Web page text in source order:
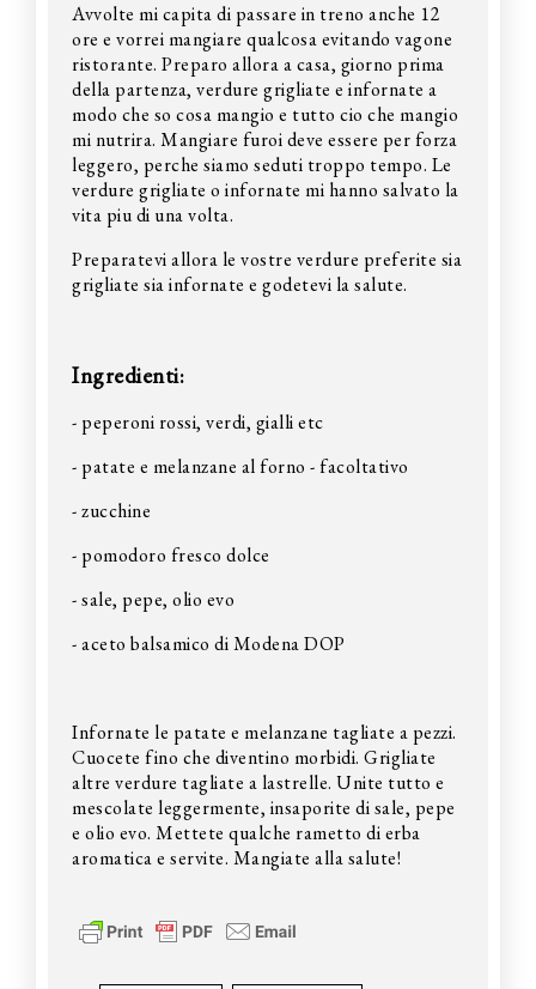
Avvolte mi capita di passare in treno anche 12
ore e vorrei mangiare qualcosa evitando vagone
ristorante. Preparo allora a casa, giorno prima
della partenza, verdure grigliate e infornate a
modo che so cosa mangio e tutto cio che mangio
mi nutrira. Mangiare furoi deve essere per forza
leggero, perche siamo seduti troppo tempo. Le
verdure grigliate o infornate mi hanno salvato la
vita piu di una volta.
Preparatevi allora le vostre verdure preferite sia
grigliate sia infornate e godetevi la salute.
Ingredienti:
- peperoni rossi, verdi, gialli etc
- patate e melanzane al forno - facoltativo
- zucchine
- pomodoro fresco dolce
- sale, pepe, olio evo
- aceto balsamico di Modena DOP
Infornate le patate e melanzane tagliate a pezzi.
Cuocete fino che diventino morbidi. Grigliate
altre verdure tagliate a lastrelle. Unite tutto e
mescolate leggermente, insaporite di sale, pepe
e olio evo. Mettete qualche rametto di erba
aromatica e servite. Mangiate alla salute!